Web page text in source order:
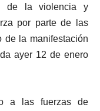
de la violencia y
por parte de las
de la manifestación
ayer 12 de enero
a las fuerzas de